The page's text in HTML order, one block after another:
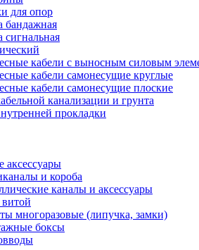
для опор
бандажная
сигнальная
кабели с выносным силовым
кабели самонесущие круглые
кабели самонесущие плоские
канализации и грунта
прокладки
и короба
каналы и аксессуары
многоразовые (липучка, замки)
боксы